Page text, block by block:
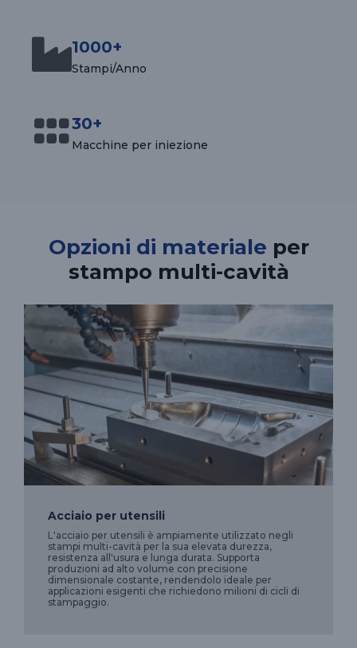
1000+
Stampi/Anno
30+
Macchine per iniezione
Opzioni di materiale per
stampo multi-cavità
Acciaio per utensili
L'acciaio per utensili è ampiamente utilizzato negli
stampi multi-cavità per la sua elevata durezza,
resistenza all'usura e lunga durata. Supporta
produzioni ad alto volume con precisione
dimensionale costante, rendendolo ideale per
applicazioni esigenti che richiedono milioni di cicli di
stampaggio.